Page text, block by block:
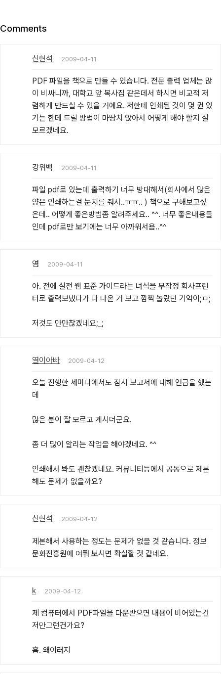
Comments
신현석 2009-04-11
PDF 파일을 책으로 만들 수 있습니다. 전문 출력 업체는 많
이 비싸니까, 대학교 앞 복사집 같은데서 하시면 비교적 저
렴하게 만드실 수 있을 거에요. 저한테 인쇄된 것이 몇 권 있
기는 한데 드릴 방법이 마땅치 않아서 어떻게 해야 할지 잘
모르겠네요.
강위백 2009-04-11
파일 pdf로 있는데 출력하기 너무 방대해서(회사에서 많은
양은 인쇄하는걸 눈치를 줘서..ㅠㅠ.. ) 책으로 구해보고싶
은데.. 어떻게 좋은방법좀 알려주세요.. ^^. 너무 좋은내용들
인데 pdf로만 보기에는 너무 아까워서욤..^^
염 2009-04-11
아. 전에 실전 웹 표준 가이드라는 녀석을 무작정 회사프린
터로 출력보냈다가 다 나온 거 보고 깜짝 놀랐던 기억이;ㅁ;
저것도 만만찮겠네요;_;
열이아빠 2009-04-12
오늘 진행한 세미나에서도 잠시 보고서에 대해 언급을 했는
데
많은 분이 잘 모르고 계시더군요.
좀 더 많이 알리는 작업을 해야겠네요. ^^
인쇄해서 봐도 괜찮겠네요. 커뮤니티등에서 공동으로 제본
해도 문제가 없을까요?
신현석 2009-04-12
제본해서 사용하는 정도는 문제가 없을 것 같습니다. 정보
문화진흥원에 여쭤 보시면 확실할 것 같네요.
k 2009-04-12
제 컴퓨터에서 PDF파일을 다운받으면 내용이 비어있는건
저만그런건가요?
흠. 왜이러지